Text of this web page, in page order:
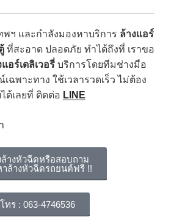
ฯ และกำลังมองหาบริการ ล้างแอร์
ที่สะอาด ปลอดภัย ทำได้ถึงที่ เราขอ
อร์เดลิเวอรี่ บริการโดยทีมช่างมือ
พาะทาง ใช้เวลารวดเร็ว ไม่ต้อง
ด้เลยที่ ติดต่อ LINE
ล้างหัวฉีดหรือสอบถาม
ล้างหัวฉีดรถยนต์ฟรี !!
โทร : 063-4746536